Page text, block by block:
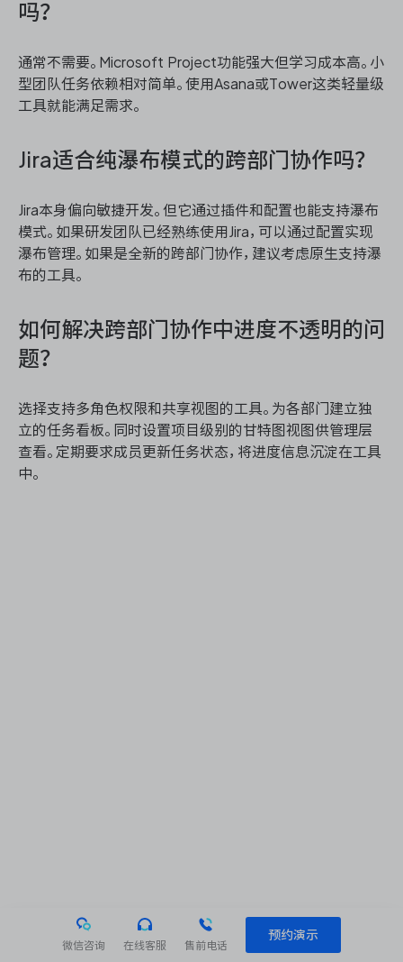
吗？
通常不需要。Microsoft Project功能强大但学习成本高。小
型团队任务依赖相对简单。使用Asana或Tower这类轻量级
工具就能满足需求。
Jira适合纯瀑布模式的跨部门协作吗？
Jira本身偏向敏捷开发。但它通过插件和配置也能支持瀑布
模式。如果研发团队已经熟练使用Jira，可以通过配置实现
瀑布管理。如果是全新的跨部门协作，建议考虑原生支持瀑
布的工具。
如何解决跨部门协作中进度不透明的问
题？
选择支持多角色权限和共享视图的工具。为各部门建立独
立的任务看板。同时设置项目级别的甘特图视图供管理层
查看。定期要求成员更新任务状态，将进度信息沉淀在工具
中。
微信咨询 在线客服 售前电话
预约演示